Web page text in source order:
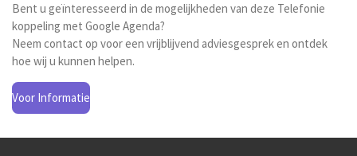
Bent u geïnteresseerd in de mogelijkheden van deze Telefonie
koppeling met Google Agenda?
Neem contact op voor een vrijblijvend adviesgesprek en ontdek
hoe wij u kunnen helpen.
Voor Informatie